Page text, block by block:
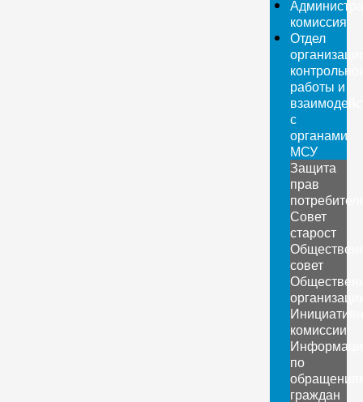
комиссия
Отдел
работы и
с
органами
МСУ
Защита
прав
Совет
старост
совет
комиссии
по
граждан